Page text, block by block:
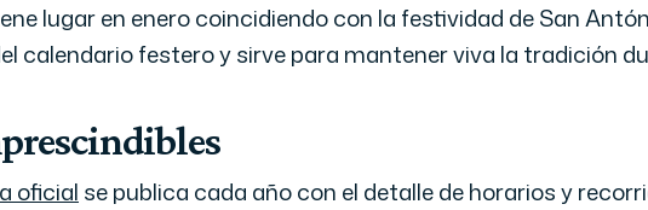
lugar en enero coincidiendo con la festividad de San
calendario festero y sirve para mantener viva la tradición
oficial se publica cada año con el detalle de horarios y